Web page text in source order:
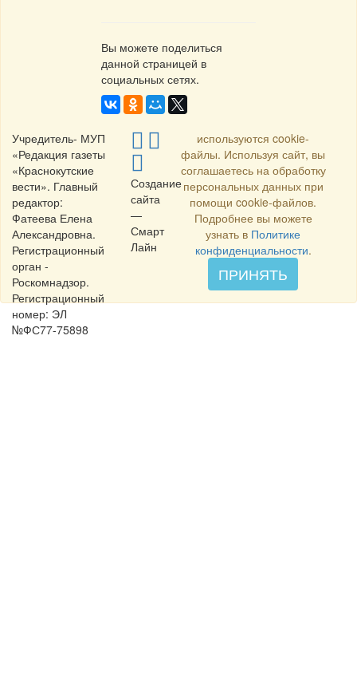
Вы можете поделиться
данной страницей в
социальных сетях.
Учредитель- МУП
«Редакция газеты
«Краснокутские
вести». Главный
редактор:
Фатеева Елена
Александровна.
Регистрационный
орган -
Роскомнадзор.
Регистрационный
номер: ЭЛ
№ФС77-75898
Создание
сайта
—
Смарт
Лайн
используются cookie-
файлы. Используя сайт, вы
соглашаетесь на обработку
персональных данных при
помощи cookie-файлов.
Подробнее вы можете
узнать в Политике
конфиденциальности.
ПРИНЯТЬ